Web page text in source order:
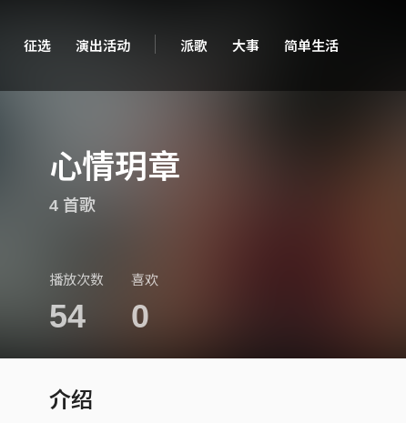
征选 演出活动 派歌 大事 简单生活
心情玥章
4 首歌
播放次数
54
喜欢
0
介绍